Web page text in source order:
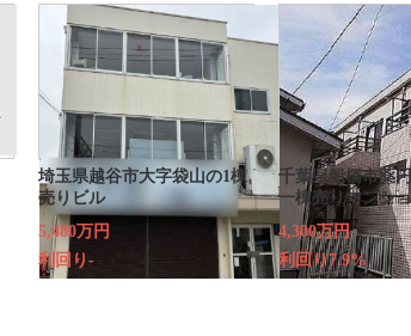
埼玉県越谷市大字袋山の1棟
売りビル
5,480万円
利回り-
千葉県船橋市薬
一棟売りマンシ
4,300万円
利回り7.9%